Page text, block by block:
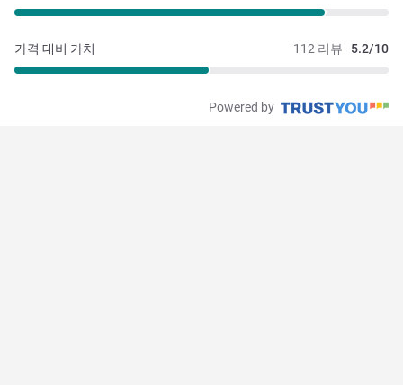
112 리뷰 5.2/10
가격 대비 가치
Powered by